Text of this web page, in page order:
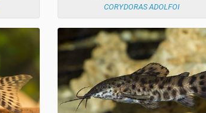
CORYDORAS ADOLFOI